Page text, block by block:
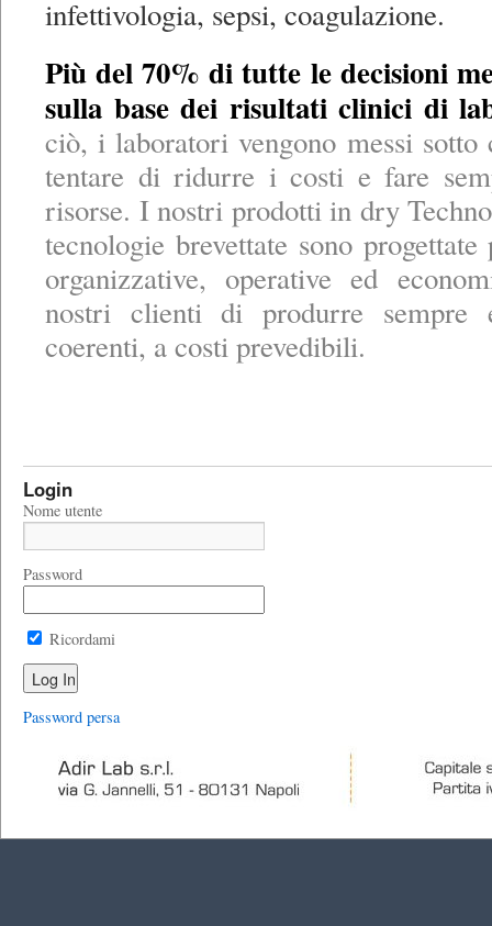
infettivologia, sepsi, coagulazione.
Più del 70% di tutte le decisioni
sulla base dei risultati clinici di
ciò, i laboratori vengono messi sotto
tentare di ridurre i costi e fare
risorse. I nostri prodotti in dry
tecnologie brevettate sono
organizzative, operative ed
nostri clienti di produrre sempre
coerenti, a costi prevedibili.
Login
Nome utente
Password
Ricordami
Password persa